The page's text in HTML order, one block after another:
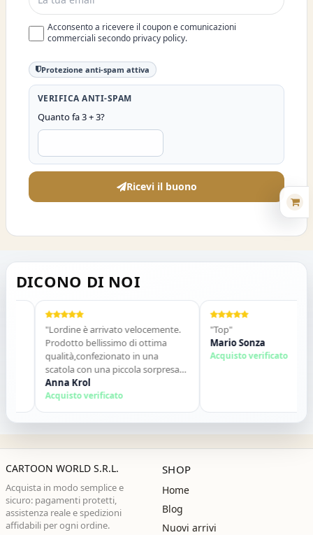
Acconsento a ricevere il coupon e comunicazioni
commerciali secondo privacy policy.
Protezione anti-spam attiva
VERIFICA ANTI-SPAM
Quanto fa 3 + 3?
Ricevi il buono
DICONO DI NOI
"Lordine è arrivato velocemente.
Prodotto bellissimo di ottima
qualità,confezionato in una
scatola con una piccola sorpresa
allinterno. Tutto perfetto. Lo
consiglio vivamente. Grazie ,alla
prossima!"
Anna Krol
Acquisto verificato
"Top"
Mario Sonza
Acquisto verificato
CARTOON WORLD S.R.L.
Acquista in modo semplice e
sicuro: pagamenti protetti,
assistenza reale e spedizioni
affidabili per ogni ordine.
SHOP
Home
Blog
Nuovi arrivi